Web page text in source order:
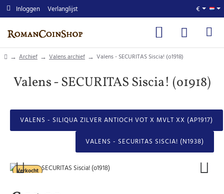
Inloggen Verlanglijst €
homeArchief Valens archief Valens - SECURITAS Siscia! (o1918)
Valens - SECURITAS Siscia! (o1918)
VALENS - SILIQUA ZILVER ANTIOCH VOT X MVLT XX (AP1917)
VALENS - SECURITAS SISCIA! (N1938)
Verkocht